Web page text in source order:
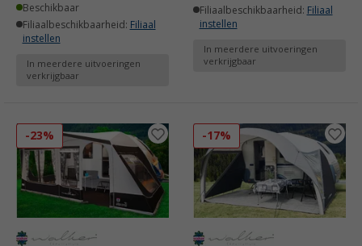
Beschikbaar
Filiaalbeschikbaarheid: Filiaal
instellen
In meerdere uitvoeringen
verkrijgbaar
Filiaalbeschikbaarheid: Filiaal
instellen
In meerdere uitvoeringen
verkrijgbaar
-23% -17%